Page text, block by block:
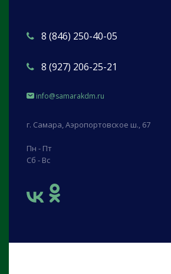
8 (846) 250-40-05
8 (927) 206-25-21
info@samarakdm.ru
г. Самара, Аэропортовское ш., 67
Пн - Пт
Сб - Вс